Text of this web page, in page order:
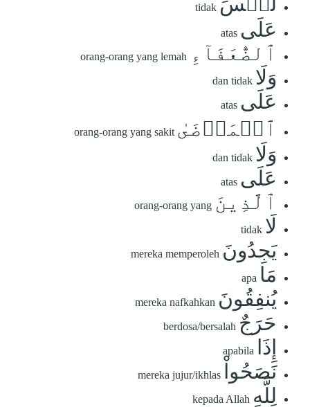
tidak
عَلَى atas
ٱلضُّعَفَآءِ orang-orang yang lemah
وَلَا dan tidak
عَلَى atas
ٱلۡمَرۡضَىٰ orang-orang yang sakit
وَلَا dan tidak
عَلَى atas
ٱلَّذِينَ orang-orang yang
لَا tidak
يَجِدُونَ mereka memperoleh
مَا apa
يُنفِقُونَ mereka nafkahkan
حَرَجٌ berdosa/bersalah
إِذَا apabila
نَصَحُواْ mereka jujur/ikhlas
لِلَّهِ kepada Allah